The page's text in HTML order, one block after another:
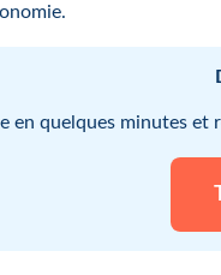
en quelques minutes et